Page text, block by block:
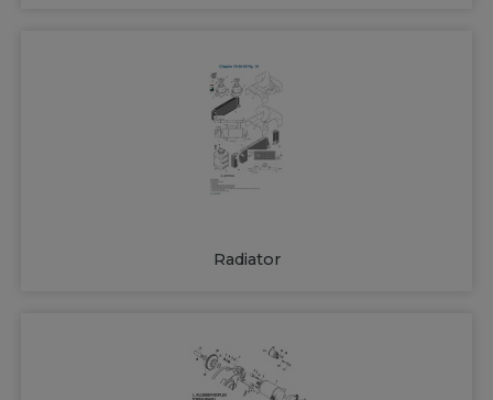
Radiator